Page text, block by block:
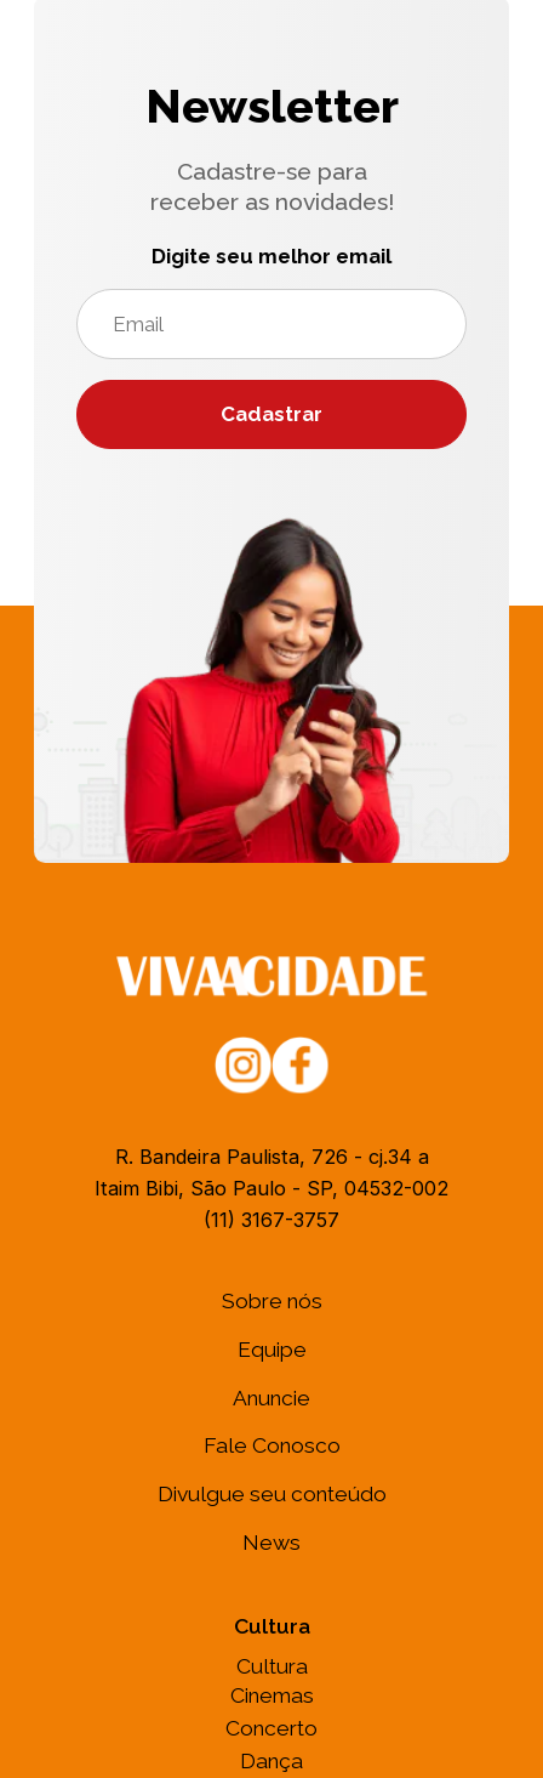
Newsletter
Cadastre-se para
receber as novidades!
Digite seu melhor email
R. Bandeira Paulista, 726 - cj.34 a
Itaim Bibi, São Paulo - SP, 04532-002
(11) 3167-3757
Sobre nós
Equipe
Anuncie
Fale Conosco
Divulgue seu conteúdo
News
Cultura
Cultura
Cinemas
Concerto
Dança